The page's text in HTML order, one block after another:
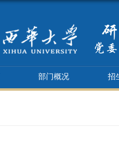
部门概况 招